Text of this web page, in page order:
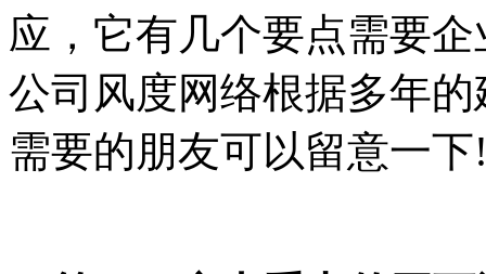
应，它有几个要点需要
公司风度网络根据多年
需要的朋友可以留意一